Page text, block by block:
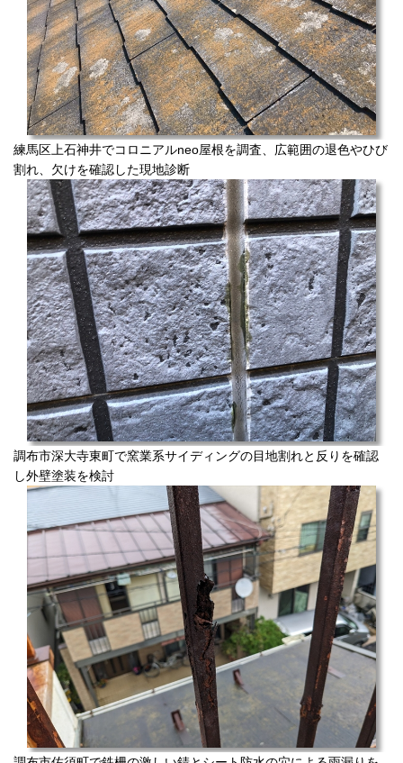
練馬区上石神井でコロニアルneo屋根を調査、広範囲の退色やひび
割れ、欠けを確認した現地診断
調布市深大寺東町で窯業系サイディングの目地割れと反りを確認
し外壁塗装を検討